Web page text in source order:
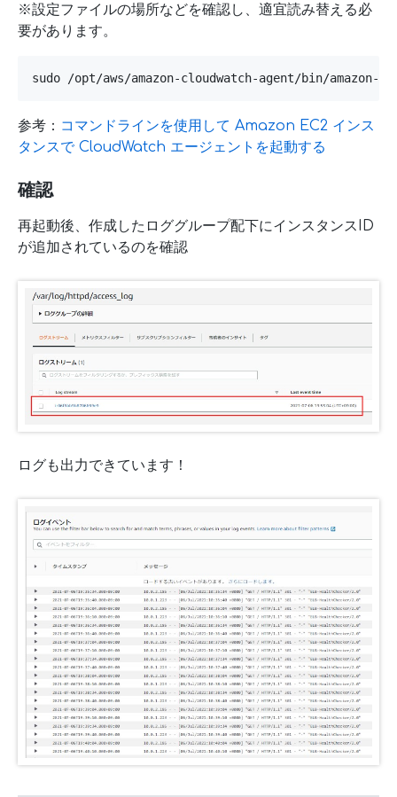
※設定ファイルの場所などを確認し、適宜読み替える必
要があります。
参考： コマンドラインを使用して Amazon EC2 インス
タンスで CloudWatch エージェントを起動する
確認
再起動後、作成したロググループ配下にインスタンスID
が追加されているのを確認
ログも出力できています！